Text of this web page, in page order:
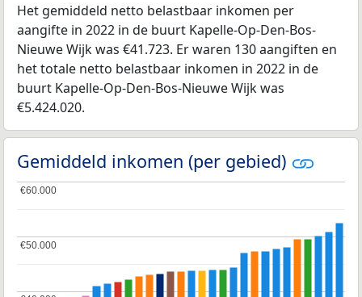
Het gemiddeld netto belastbaar inkomen per
aangifte in 2022 in de buurt Kapelle-Op-Den-Bos-
Nieuwe Wijk was €41.723. Er waren 130 aangiften en
het totale netto belastbaar inkomen in 2022 in de
buurt Kapelle-Op-Den-Bos-Nieuwe Wijk was
€5.424.020.
Gemiddeld inkomen (per gebied)
€50.000
€50.000
€60.000
€60.000